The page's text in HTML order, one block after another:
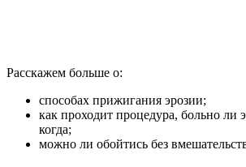
Расскажем больше о:
способах прижигания эрозии;
как проходит процедура, больно ли
когда;
можно ли обойтись без